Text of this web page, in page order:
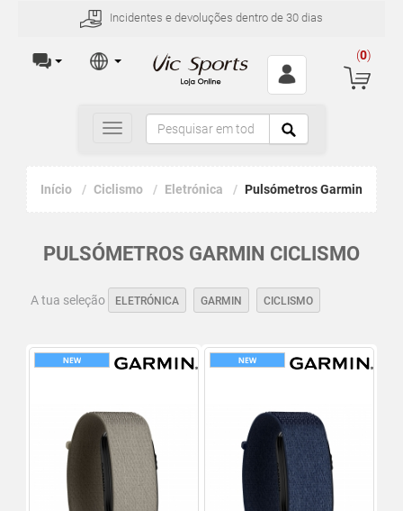
Incidentes e devoluções dentro de 30 dias
(0)
Toggle
navigation
Início Ciclismo Eletrónica Pulsómetros Garmin
PULSÓMETROS GARMIN CICLISMO
A tua seleção ELETRÓNICA GARMIN CICLISMO